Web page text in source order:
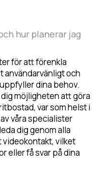
hur planerar jag
för att förenkla
användarvänligt och
dina behov.
möjligheten att göra
var som helst i
våra specialister
dig genom alla
videokontakt, vilket
eller få svar på dina